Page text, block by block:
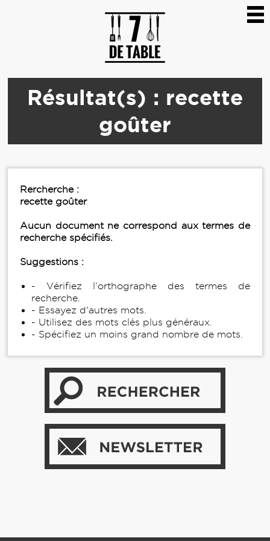
Résultat(s) : recette
goûter
Rercherche :
recette goûter
Aucun document ne correspond aux termes de
recherche spécifiés.
Suggestions :
- Vérifiez l’orthographe des termes de
recherche.
- Essayez d'autres mots.
- Utilisez des mots clés plus généraux.
- Spécifiez un moins grand nombre de mots.